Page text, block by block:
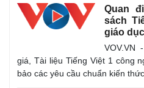
Quan
sách
giáo dục
VOV.VN
giá, Tài liệu Tiếng Việt 1 công
bảo các yêu cầu chuẩn kiến